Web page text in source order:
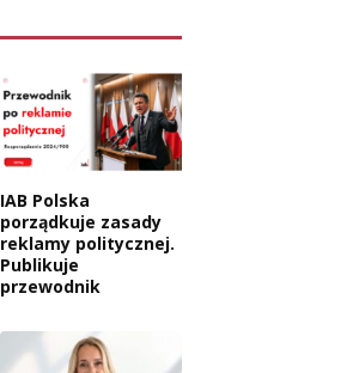
IAB Polska
porządkuje zasady
reklamy politycznej.
Publikuje
przewodnik